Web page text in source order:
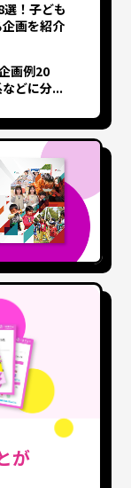
！子ども
画を紹介
画例20
どに分...
が